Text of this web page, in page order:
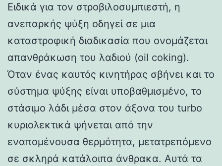
Ειδικά για τον στροβιλοσυμπιεστή, η
ανεπαρκής ψύξη οδηγεί σε μια
καταστροφική διαδικασία που ονομάζεται
απανθράκωση του λαδιού (oil coking).
Όταν ένας καυτός κινητήρας σβήνει και το
σύστημα ψύξης είναι υποβαθμισμένο, το
στάσιμο λάδι μέσα στον άξονα του turbo
κυριολεκτικά ψήνεται από την
εναπομένουσα θερμότητα, μετατρεπόμενο
σε σκληρά κατάλοιπα άνθρακα. Αυτά τα